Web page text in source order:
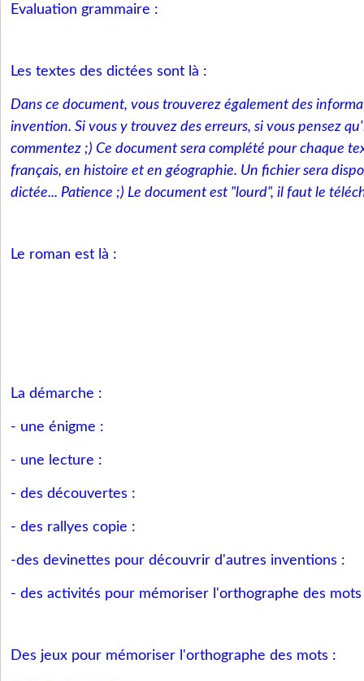
Evaluation grammaire :
Les textes des dictées sont là :
Dans ce document, vous trouverez également des
invention. Si vous y trouvez des erreurs, si vous pensez
commentez ;) Ce document sera complété pour chaque
français, en histoire et en géographie. Un fichier sera
dictée... Patience ;) Le document est "lourd", il faut le
Le roman est là :
La démarche :
- une énigme :
- une lecture :
- des découvertes :
- des rallyes copie :
-des devinettes pour découvrir d'autres inventions :
- des activités pour mémoriser l'orthographe des mots
Des jeux pour mémoriser l'orthographe des mots :